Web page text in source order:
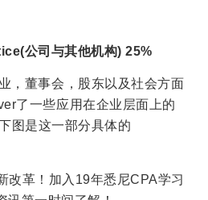
公司与其他机构) 25%
，董事会，股东以及社会方面
了一些应用在企业层面上的
图是这一部分具体的